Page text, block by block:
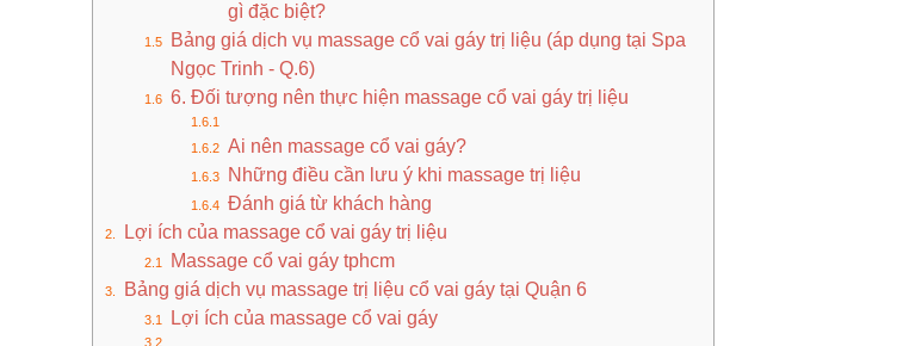
gì đặc biệt?
Bảng giá dịch vụ massage cổ vai gáy trị liệu (áp dụng tại Spa
Ngọc Trinh - Q.6)
6. Đối tượng nên thực hiện massage cổ vai gáy trị liệu
Ai nên massage cổ vai gáy?
Những điều cần lưu ý khi massage trị liệu
Đánh giá từ khách hàng
Lợi ích của massage cổ vai gáy trị liệu
Massage cổ vai gáy tphcm
Bảng giá dịch vụ massage trị liệu cổ vai gáy tại Quận 6
Lợi ích của massage cổ vai gáy